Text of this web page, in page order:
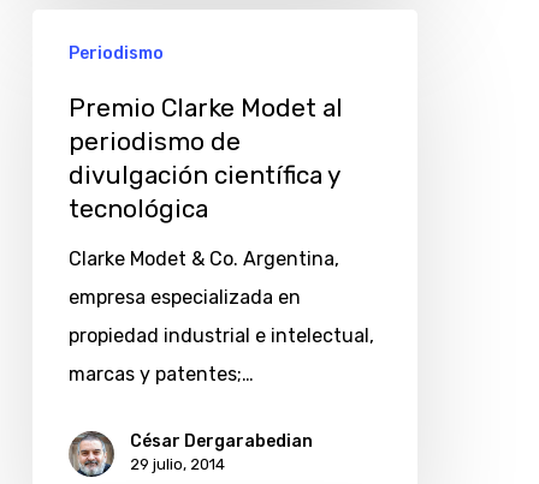
Clarke
Modet
periodismo
divulgación
científica
tecnológica
Periodismo
Premio Clarke Modet al
periodismo de
divulgación científica y
tecnológica
Clarke Modet & Co. Argentina,
empresa especializada en
propiedad industrial e intelectual,
marcas y patentes;…
César Dergarabedian
29 julio, 2014